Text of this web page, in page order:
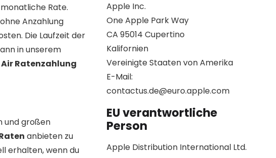
Rate.
Anzahlung
Die Laufzeit der
in unserem
Air Ratenzahlung
und großen
anbieten zu
erhalten, wenn du
Apple Inc.
One Apple Park Way
CA 95014 Cupertino
Kalifornien
Vereinigte Staaten von Amerika
E-Mail:
contactus.de@euro.apple.com
EU verantwortliche
Person
Apple Distribution International Ltd.